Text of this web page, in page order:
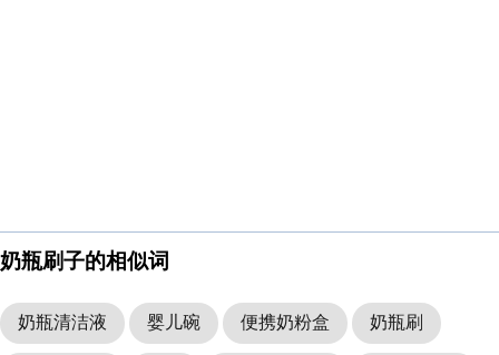
奶瓶刷子的相似词
奶瓶清洁液 婴儿碗 便携奶粉盒 奶瓶刷